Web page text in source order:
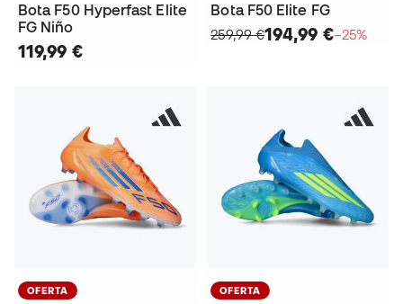
Bota F50 Hyperfast Elite
FG Niño
119,99 €
Bota F50 Elite FG
259,99 €194,99 €−25%
OFERTA OFERTA